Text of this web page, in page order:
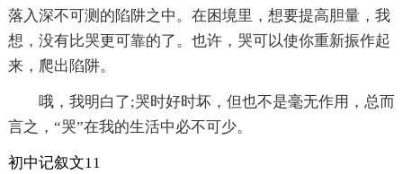
落入深不可测的陷阱之中。在困境里，想要提高胆量，我
想，没有比哭更可靠的了。也许，哭可以使你重新振作起
来，爬出陷阱。
哦，我明白了;哭时好时坏，但也不是毫无作用，总而
言之，“哭”在我的生活中必不可少。
初中记叙文11